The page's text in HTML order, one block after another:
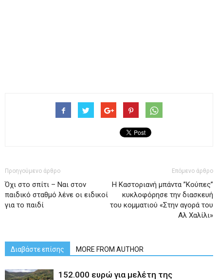
Προηγούμενο άρθρο
Όχι στο σπίτι – Ναι στον
παιδικό σταθμό λένε οι ειδικοί
για το παιδί
Επόμενο άρθρο
Η Καστοριανή μπάντα ”Κούπες”
κυκλοφόρησε την διασκευή
του κομματιού «Στην αγορά του
Αλ Χαλίλι»
Διαβάστε επίσης MORE FROM AUTHOR
152.000 ευρώ για μελέτη της